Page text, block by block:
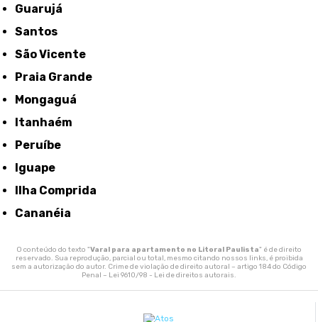
Guarujá
Santos
São Vicente
Praia Grande
Mongaguá
Itanhaém
Peruíbe
Iguape
Ilha Comprida
Cananéia
O conteúdo do texto "Varal para apartamento no Litoral Paulista" é de direito
reservado. Sua reprodução, parcial ou total, mesmo citando nossos links, é proibida
sem a autorização do autor. Crime de violação de direito autoral – artigo 184 do Código
Penal – Lei 9610/98 - Lei de direitos autorais.